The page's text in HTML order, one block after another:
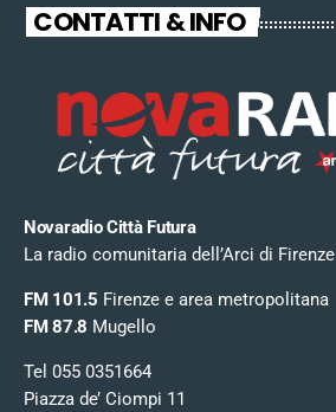
CONTATTI & INFO
Novaradio Città Futura
La radio comunitaria dell’Arci di Firenze
FM 101.5 Firenze e area metropolitana
FM 87.8 Mugello
Tel 055 0351664
Piazza de’ Ciompi 11